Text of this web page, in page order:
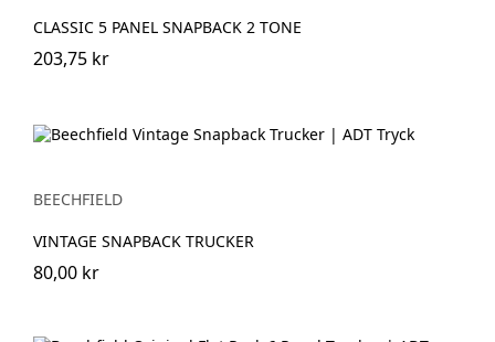
CLASSIC 5 PANEL SNAPBACK 2 TONE
203,75 kr
BEECHFIELD
VINTAGE SNAPBACK TRUCKER
80,00 kr